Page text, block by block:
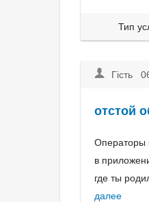
Тип
Гість
отстой
Операторы
в
где ты
далее